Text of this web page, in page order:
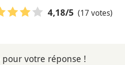
4,18/5 (17 votes)
votre réponse !